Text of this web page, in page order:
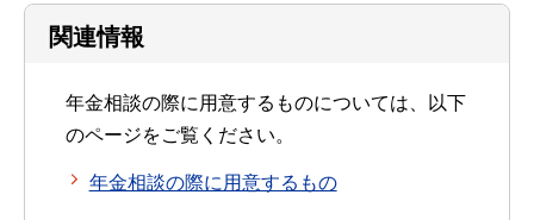
関連情報
年金相談の際に用意するものについては、以下
のページをご覧ください。
年金相談の際に用意するもの